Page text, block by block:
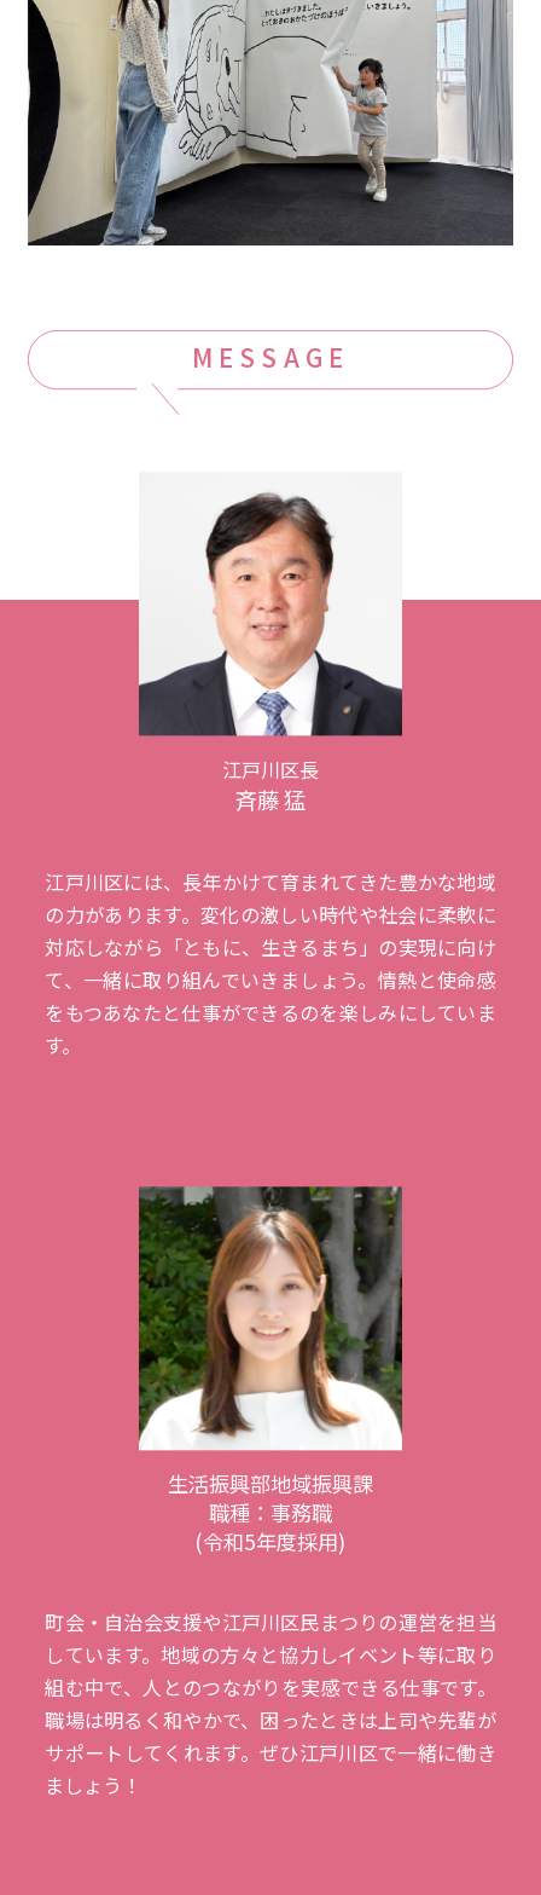
MESSAGE
江戸川区長
斉藤 猛
江戸川区には、長年かけて育まれてきた豊かな地域
の力があります。変化の激しい時代や社会に柔軟に
対応しながら「ともに、生きるまち」の実現に向け
て、一緒に取り組んでいきましょう。情熱と使命感
をもつあなたと仕事ができるのを楽しみにしていま
す。
生活振興部地域振興課
職種：事務職
(令和5年度採用)
町会・自治会支援や江戸川区民まつりの運営を担当
しています。地域の方々と協力しイベント等に取り
組む中で、人とのつながりを実感できる仕事です。
職場は明るく和やかで、困ったときは上司や先輩が
サポートしてくれます。ぜひ江戸川区で一緒に働き
ましょう！